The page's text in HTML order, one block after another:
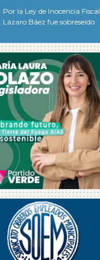
Por la Ley de Inocencia Fiscal
Lázaro Báez fue sobreseído